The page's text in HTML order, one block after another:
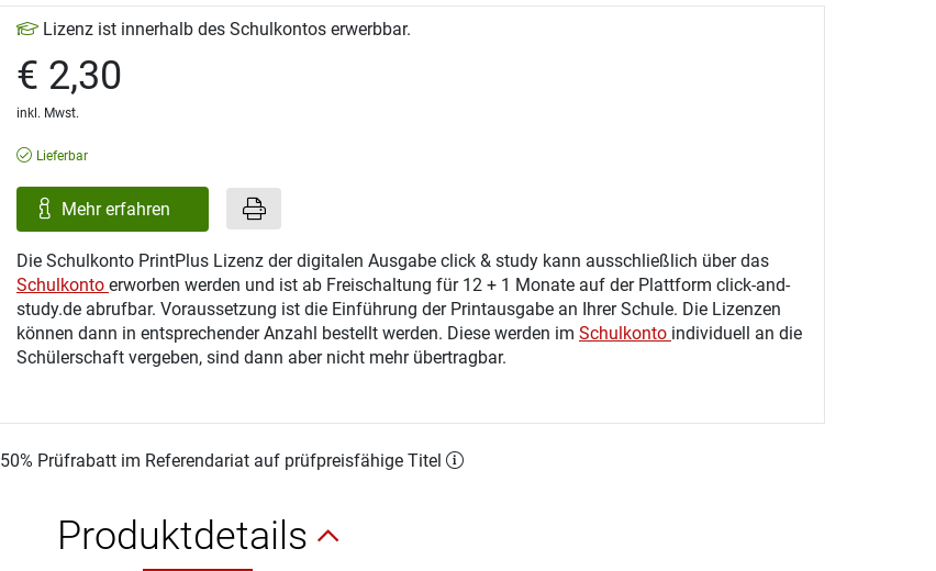
Lizenz ist innerhalb des Schulkontos erwerbbar.
€ 2,30
inkl. Mwst.
Lieferbar
Mehr erfahren
Die Schulkonto PrintPlus Lizenz der digitalen Ausgabe click & study kann ausschließlich über das
Schulkonto erworben werden und ist ab Freischaltung für 12 + 1 Monate auf der Plattform click-and-
study.de abrufbar. Voraussetzung ist die Einführung der Printausgabe an Ihrer Schule. Die Lizenzen
können dann in entsprechender Anzahl bestellt werden. Diese werden im Schulkonto individuell an die
Schülerschaft vergeben, sind dann aber nicht mehr übertragbar.
50% Prüfrabatt im Referendariat auf prüfpreisfähige Titel
Produktdetails